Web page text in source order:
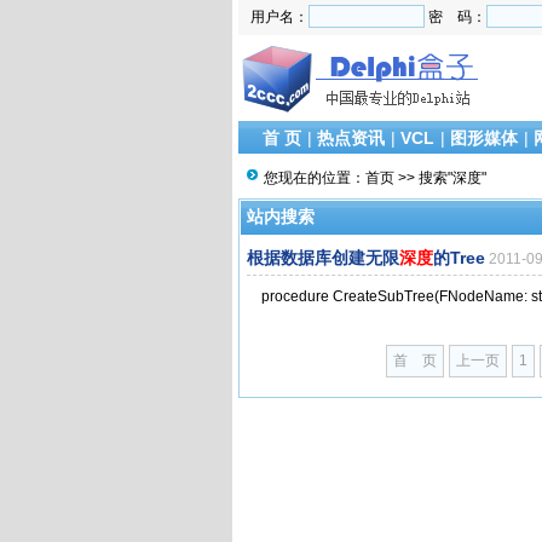
用户名： 密 码：
首 页 | 热点资讯 | VCL | 图形媒体 |
您现在的位置： 首页 >> 搜索"深度"
站内搜索
根据数据库创建无限深度的Tree 2011-
procedure CreateSubTree(FNodeName:
首 页 上一页 1